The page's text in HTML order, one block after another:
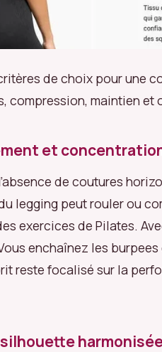
de choix pour une
compression, maintien et
et
de coutures
legging peut rouler ou
exercices de Pilates.
enchaînez les
reste focalisé sur la